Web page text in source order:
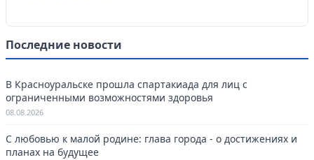
Последние новости
В Красноуральске прошла спартакиада для лиц с
ограниченными возможностями здоровья
08.08.2026
С любовью к малой родине: глава города - о достижениях и
планах на будущее